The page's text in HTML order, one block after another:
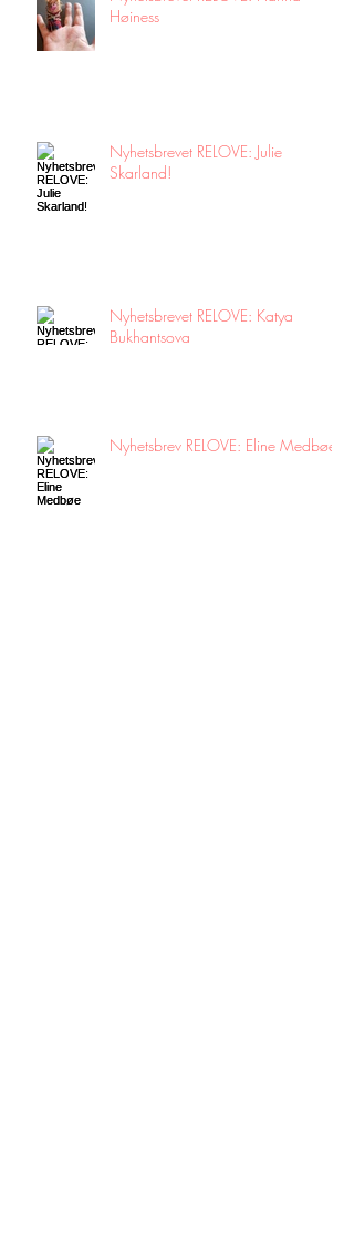
Høiness
Nyhetsbrevet RELOVE: Julie
Skarland!
Nyhetsbrevet RELOVE: Katya
Bukhantsova
Nyhetsbrev RELOVE: Eline Medbøe